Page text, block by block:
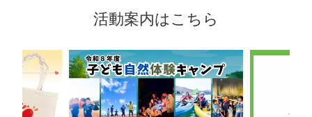
活動案内はこちら